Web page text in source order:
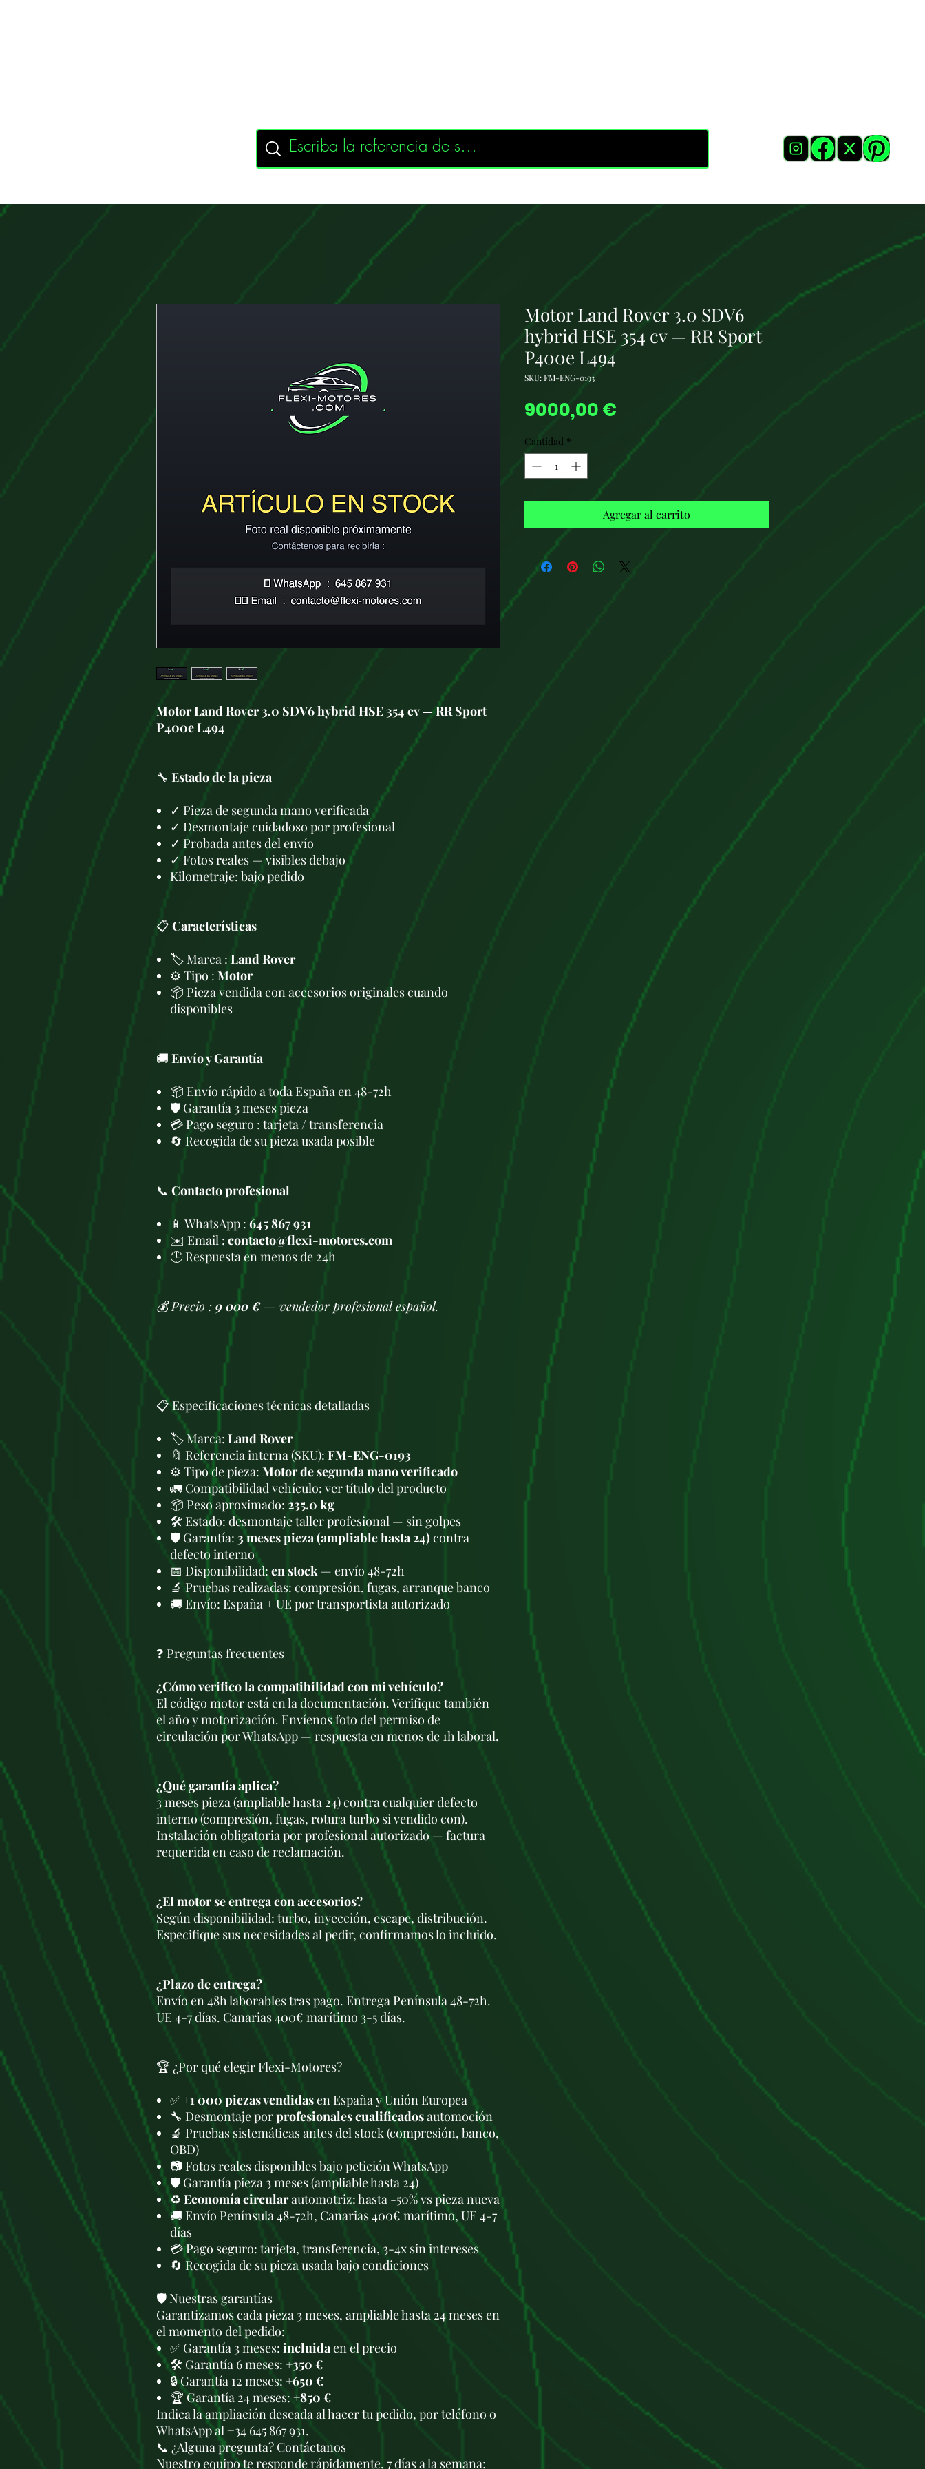
Motor Land Rover 3.0 SDV6 hybrid HSE 354 cv — RR Sport
P400e L494
🔧 Estado de la pieza
✓ Pieza de segunda mano verificada
✓ Desmontaje cuidadoso por profesional
✓ Probada antes del envío
✓ Fotos reales — visibles debajo
Kilometraje: bajo pedido
📋 Características
🏷️ Marca : Land Rover
⚙️ Tipo : Motor
📦 Pieza vendida con accesorios originales cuando
disponibles
🚚 Envío y Garantía
📦 Envío rápido a toda España en 48-72h
🛡️ Garantía 3 meses pieza
💳 Pago seguro : tarjeta / transferencia
🔄 Recogida de su pieza usada posible
📞 Contacto profesional
📱 WhatsApp : 645 867 931
✉️ Email : contacto@flexi-motores.com
🕒 Respuesta en menos de 24h
💰 Precio : 9 000 €— vendedor profesional español.
📋 Especificaciones técnicas detalladas
🏷️ Marca: Land Rover
🔖 Referencia interna (SKU): FM-ENG-0193
⚙️ Tipo de pieza: Motor de segunda mano verificado
🚛 Compatibilidad vehículo: ver título del producto
📦 Peso aproximado: 235.0 kg
🛠 Estado: desmontaje taller profesional — sin golpes
🛡️ Garantía: 3 meses pieza (ampliable hasta 24) contra
defecto interno
📅 Disponibilidad:en stock — envío 48-72h
🔬 Pruebas realizadas: compresión, fugas, arranque banco
🚚 Envío: España + UE por transportista autorizado
❓ Preguntas frecuentes
¿Cómo verifico la compatibilidad con mi vehículo?
El código motor está en la documentación. Verifique también
el año y motorización. Envíenos foto del permiso de
circulación por WhatsApp — respuesta en menos de 1h laboral.
¿Qué garantía aplica?
3 meses pieza (ampliable hasta 24) contra cualquier defecto
interno (compresión, fugas, rotura turbo si vendido con).
Instalación obligatoria por profesional autorizado — factura
requerida en caso de reclamación.
¿El motor se entrega con accesorios?
Según disponibilidad: turbo, inyección, escape, distribución.
Especifique sus necesidades al pedir, confirmamos lo incluido.
¿Plazo de entrega?
Envío en 48h laborables tras pago. Entrega Península 48-72h.
UE 4-7 días. Canarias 400€ marítimo 3-5 días.
🏆 ¿Por qué elegir Flexi-Motores?
✅+1 000 piezas vendidasen España y Unión Europea
🔧 Desmontaje porprofesionales cualificadosautomoción
🔬 Pruebas sistemáticas antes del stock (compresión, banco,
OBD)
📷 Fotos reales disponibles bajo petición WhatsApp
🛡️ Garantía pieza 3 meses (ampliable hasta 24)
♻️ Economía circularautomotriz: hasta -50% vs pieza nueva
🚚 Envío Península 48-72h, Canarias 400€ marítimo, UE 4-7
días
💳 Pago seguro: tarjeta, transferencia, 3-4x sin intereses
🔄 Recogida de su pieza usada bajo condiciones
🛡️ Nuestras garantías
Garantizamos cada pieza 3 meses, ampliable hasta 24 meses en
el momento del pedido:
✅ Garantía 3 meses: incluidaen el precio
🛠️ Garantía 6 meses: +350 €
🔒 Garantía 12 meses: +650 €
🏆 Garantía 24 meses:+850 €
Indica la ampliación deseada al hacer tu pedido, por teléfono o
WhatsApp al +34 645 867 931.
📞 ¿Alguna pregunta? Contáctanos
Nuestro equipo te responde rápidamente, 7 días a la semana:
Motor Land Rover 3.0 SDV6
hybrid HSE 354 cv — RR Sport
P400e L494
SKU: FM-ENG-0193
9000,00 € Precio
Cantidad *
Agregar al carrito